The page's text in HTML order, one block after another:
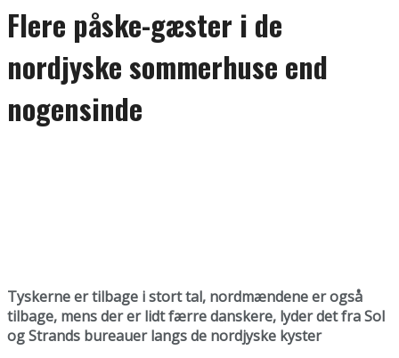
Flere påske-gæster i de
nordjyske sommerhuse end
nogensinde
Tyskerne er tilbage i stort tal, nordmændene er også
tilbage, mens der er lidt færre danskere, lyder det fra Sol
og Strands bureauer langs de nordjyske kyster